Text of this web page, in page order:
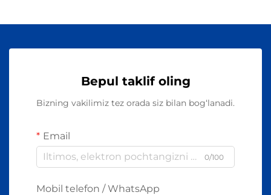
Bepul taklif oling
Bizning vakilimiz tez orada siz bilan bog‘lanadi.
Email
0/100
Mobil telefon / WhatsApp